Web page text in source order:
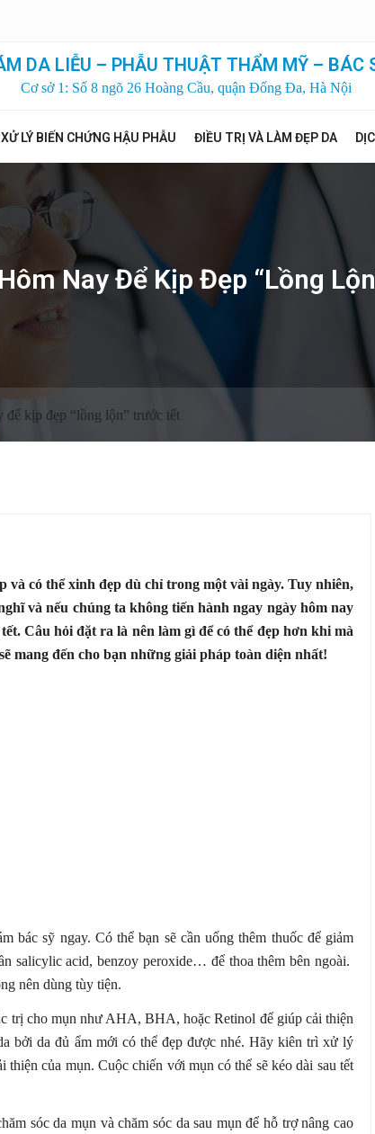
DA LIỄU – PHẪU THUẬT THẨM MỸ – BÁC
Cơ sở 1: Số 8 ngõ 26 Hoàng Cầu, quận Đống Đa, Hà Nội
XỬ LÝ BIẾN CHỨNG HẬU PHẪU ĐIỀU TRỊ VÀ LÀM ĐẸP DA
Nay Để Kịp Đẹp “lồng
để kịp đẹp “lồng lộn” trước tết
có thể xinh đẹp dù chỉ trong một vài ngày. Tuy nhiên,
và nếu chúng ta không tiến hành ngay ngày hôm nay
Câu hỏi đặt ra là nên làm gì để có thể đẹp hơn khi mà
mang đến cho bạn những giải pháp toàn diện nhất!
bác sỹ ngay. Có thể bạn sẽ cần uống thêm thuốc để giảm
salicylic acid, benzoy peroxide… để thoa thêm bên ngoài.
nên dùng tùy tiện.
trị cho mụn như AHA, BHA, hoặc Retinol để giúp cải thiện
bởi da đủ ẩm mới có thể đẹp được nhé. Hãy kiên trì xử lý
của mụn. Cuộc chiến với mụn có thể sẽ kéo dài sau tết
sóc da mụn và chăm sóc da sau mụn để hỗ trợ nâng cao